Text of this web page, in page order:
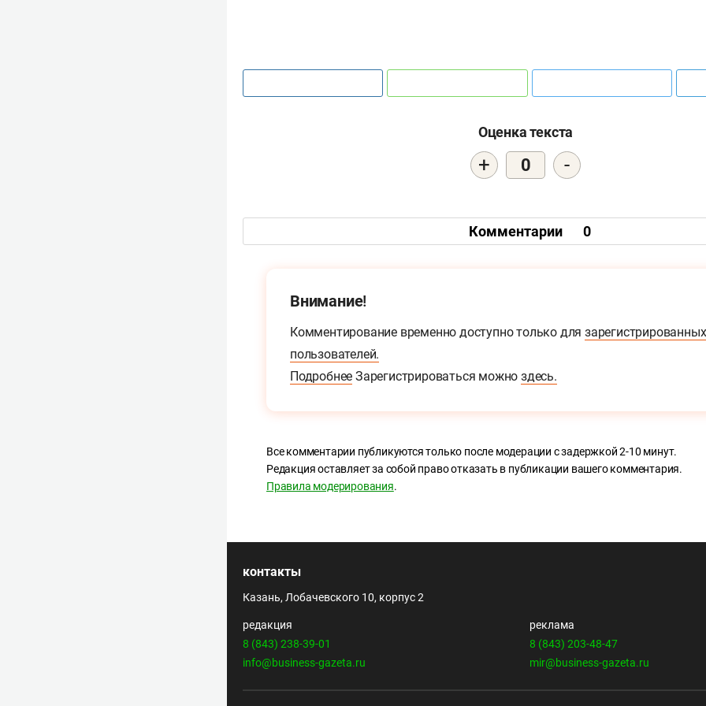
Оценка текста
+ 0 -
Комментарии 0
Внимание!
Комментирование временно доступно только для зарегистрированных
пользователей.
Подробнее Зарегистрироваться можноздесь.
Все комментарии публикуются только после модерации с задержкой 2-10 минут.
Редакция оставляет за собой право отказать в публикации вашего комментария.
Правила модерирования.
контакты
Казань, Лобачевского 10, корпус 2
редакция
8 (843) 238-39-01
info@business-gazeta.ru
реклама
8 (843) 203-48-47
mir@business-gazeta.ru